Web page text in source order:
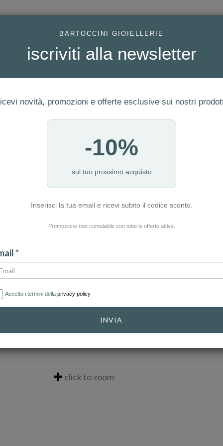
GIOIELLI MODA OROLOGI
click to zoom
BARTOCCINI GIOIELLERIE
iscriviti alla newsletter
novità, promozioni e offerte esclusive sui nostri
-10%
sul tuo prossimo acquisto
Inserisci la tua email e ricevi subito il codice sconto.
Promozione non cumulabile con tutte le offerte attive.
*
Accetto i termini della privacy policy
INVIA